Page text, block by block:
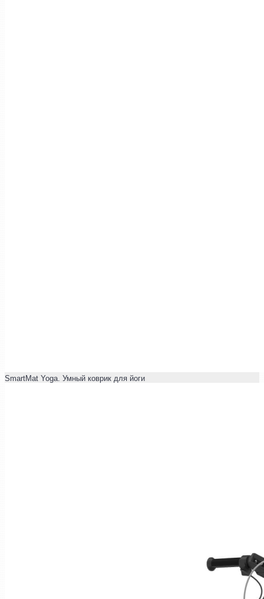
SmartMat Yoga. Умный коврик для йоги